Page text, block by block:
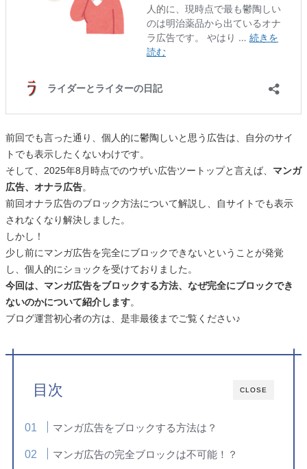
前回でも言った通り、個人的に鬱陶しいと思う広告は、自分のサイ
トでも表示したくないわけです。
そして、2025年8月時点でのウザい広告ツートップと言えば、 マンガ
広告、オナラ広告。
前回オナラ広告のブロック方法について解説し、自サイトでも表示
されなくなり解決しました。
しかし！
少し前にマンガ広告を完全にブロックできないということが発覚
し、個人的にショックを受けておりました。
今回は、マンガ広告をブロックする方法、なぜ完全にブロックでき
ないのかについて紹介します。
ブログ運営初心者の方は、是非最後までご覧ください♪
CLOSE
目次
マンガ広告をブロックする方法は？
マンガ広告の完全ブロックは不可能！？